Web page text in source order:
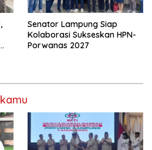
Senator Lampung Siap
Kolaborasi Sukseskan HPN-
Porwanas 2027